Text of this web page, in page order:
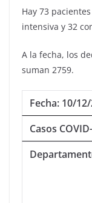
Hay 73
intensiva y 32
A la fecha, los
suman 2759.
Fecha: 10/
Casos